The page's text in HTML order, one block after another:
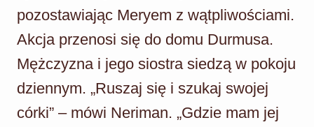
pozostawiając Meryem z wątpliwościami.
Akcja przenosi się do domu Durmusa.
Mężczyzna i jego siostra siedzą w pokoju
dziennym. „Ruszaj się i szukaj swojej
córki” – mówi Neriman. „Gdzie mam jej